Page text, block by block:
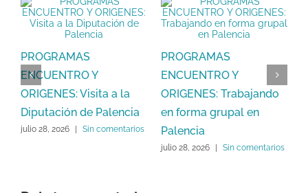
PROGRAMAS
ENCUENTRO Y
ORIGENES: Visita a la
Diputación de Palencia
julio 28, 2026 Sin comentarios
PROGRAMAS
ENCUENTRO Y
ORIGENES: Trabajando
en forma grupal en
Palencia
julio 28, 2026 Sin comentarios